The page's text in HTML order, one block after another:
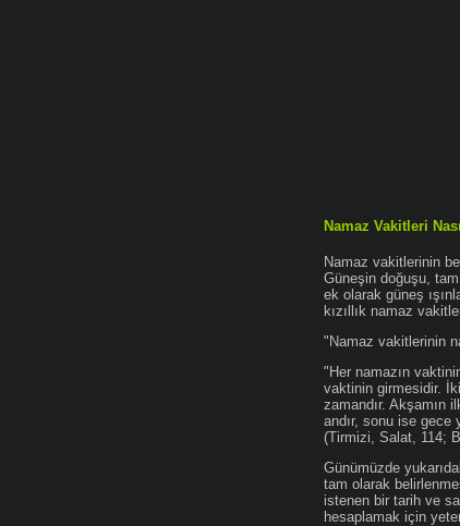
Namaz Vakitleri
Namaz vakitlerinin
Güneşin doğuşu,
ek olarak güneş
kızıllık namaz
"Namaz vakitlerinin
"Her namazın
vaktinin girmesidir.
zamandır. Akşamın
andır, sonu ise gece
(Tirmizi, Salat, 114;
Günümüzde
tam olarak
istenen bir tarih ve
hesaplamak için